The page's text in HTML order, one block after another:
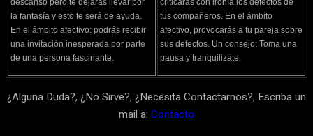
descanso pero te dejarás llevar por
la fantasía y esto te será de ayuda.
En el ámbito afectivo: podrás recibir
una invitación inesperada por parte
de una persona fascinante.
criticarás con ironía los defectos de
tus compañeros. En el ámbito
afectivo, provocarás a tu pareja sobre
sus defectos. Un consejo: Toma una
pausa y tranquilizate.
¿Alguna Duda?, ¿No Sirve?, ¿Necesita Contactarnos?, Escriba un
mail a: Contacto